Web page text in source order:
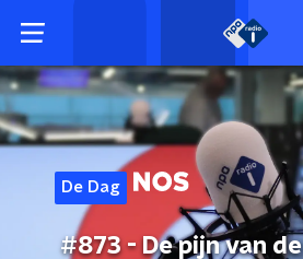
De Dag
#873 - De pijn van de